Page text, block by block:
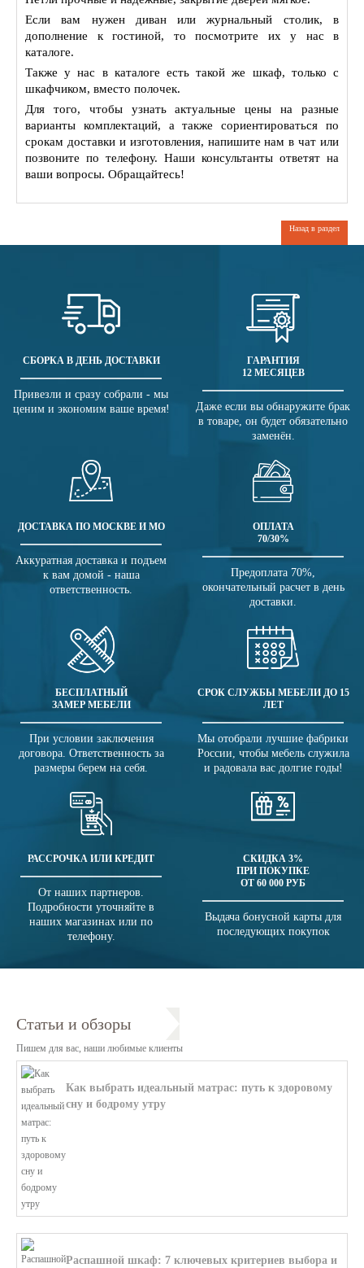
Если вам нужен диван или журнальный столик, в
дополнение к гостиной, то посмотрите их у нас в
каталоге.
Также у нас в каталоге есть такой же шкаф, только с
шкафчиком, вместо полочек.
Для того, чтобы узнать актуальные цены на разные
варианты комплектаций, а также сориентироваться по
срокам доставки и изготовления, напишите нам в чат или
позвоните по телефону. Наши консультанты ответят на
ваши вопросы. Обращайтесь!
Назад в раздел
СБОРКА В ДЕНЬ ДОСТАВКИ
Привезли и сразу собрали - мы
ценим и экономим ваше время!
ГАРАНТИЯ
12 МЕСЯЦЕВ
Даже если вы обнаружите брак
в товаре, он будет обязательно
заменён.
ДОСТАВКА ПО МОСКВЕ И МО
Аккуратная доставка и подъем
к вам домой - наша
ответственность.
ОПЛАТА
70/30%
Предоплата 70%,
окончательный расчет в день
доставки.
БЕСПЛАТНЫЙ
ЗАМЕР МЕБЕЛИ
При условии заключения
договора. Ответственность за
размеры берем на себя.
СРОК СЛУЖБЫ МЕБЕЛИ ДО 15
ЛЕТ
Мы отобрали лучшие фабрики
России, чтобы мебель служила
и радовала вас долгие годы!
РАССРОЧКА ИЛИ КРЕДИТ
От наших партнеров.
Подробности уточняйте в
наших магазинах или по
телефону.
СКИДКА 3%
ПРИ ПОКУПКЕ
ОТ 60 000 РУБ
Выдача бонусной карты для
последующих покупок
Статьи и обзоры
Пишем для вас, наши любимые клиенты
Как выбрать идеальный матрас: путь к здоровому
сну и бодрому утру
Распашной шкаф: 7 ключевых критериев выбора и